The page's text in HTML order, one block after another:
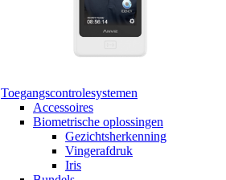
Toegangscontrolesystemen
Accessoires
Biometrische oplossingen
Gezichtsherkenning
Vingerafdruk
Iris